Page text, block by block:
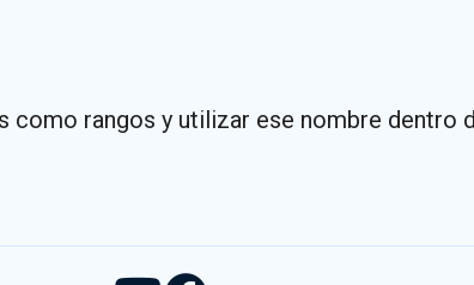
como rangos y utilizar ese nombre dentro